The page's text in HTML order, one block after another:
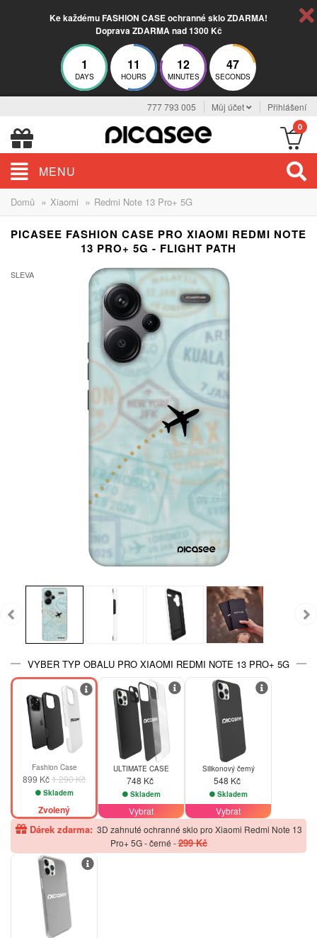
Ke každému FASHION CASE ochranné sklo ZDARMA!
Doprava ZDARMA nad 1300 Kč
1
DAYS
11
HOURS
12
MINUTES
46
SECONDS
777 793 005 Můj účet Přihlášení
0
MENU
Domů » Xiaomi » Redmi Note 13 Pro+ 5G
PICASEE FASHION CASE PRO XIAOMI REDMI NOTE
13 PRO+ 5G - FLIGHT PATH
SLEVA
VYBER TYP OBALU PRO XIAOMI REDMI NOTE 13 PRO+ 5G
-30%
Fashion Case
899 Kč1 290 Kč
Skladem
Zvolený
ULTIMATE CASE
748 Kč
Skladem
Vybrat
Silikonový černý
548 Kč
Skladem
Vybrat
Dárek zdarma: 3D zahnuté ochranné sklo pro Xiaomi Redmi Note 13
Pro+ 5G - černé -299 Kč